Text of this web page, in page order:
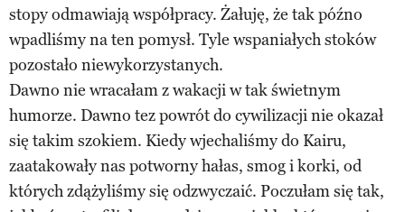
stopy odmawiają współpracy. Żałuję, że tak późno
wpadliśmy na ten pomysł. Tyle wspaniałych stoków
pozostało niewykorzystanych.
Dawno nie wracałam z wakacji w tak świetnym
humorze. Dawno tez powrót do cywilizacji nie okazał
się takim szokiem. Kiedy wjechaliśmy do Kairu,
zaatakowały nas potworny hałas, smog i korki, od
których zdążyliśmy się odzwyczaić. Poczułam się tak,